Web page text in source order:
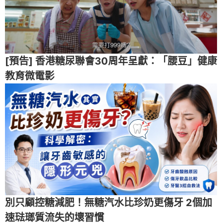
[預告] 香港糖尿聯會30周年呈獻：「腰豆」健康
教育微電影
別只顧控糖減肥！無糖汽水比珍奶更傷牙 2個加
速琺瑯質流失的壞習慣